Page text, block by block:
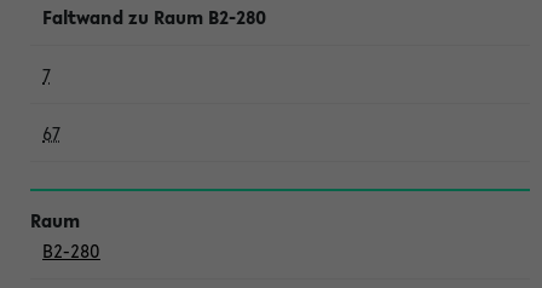
Faltwand zu Raum B2-280
7
67
B2-280